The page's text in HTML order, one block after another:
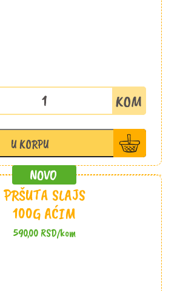
Pečenica
slajs
Aćim
količina
U KORPU
PRŠUTA SLAJS
100G AĆIM
590,00RSD/kom